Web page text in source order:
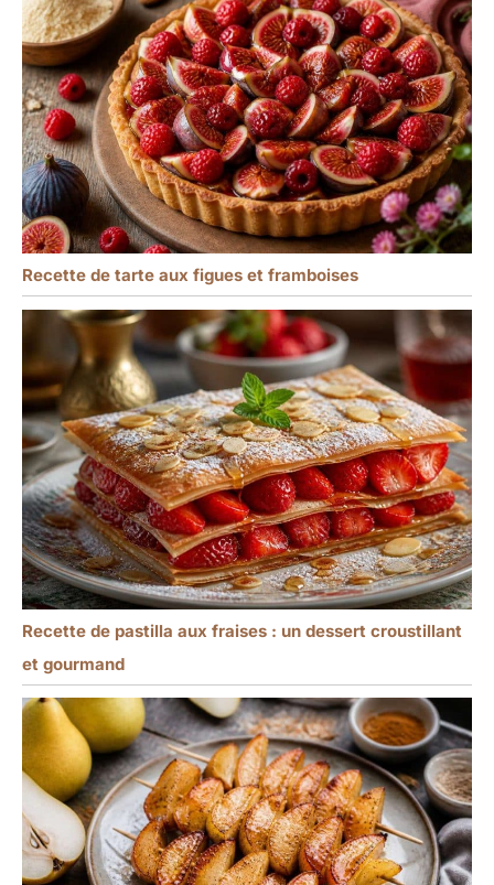
Recette de tarte aux figues et framboises
Recette de pastilla aux fraises : un dessert croustillant
et gourmand